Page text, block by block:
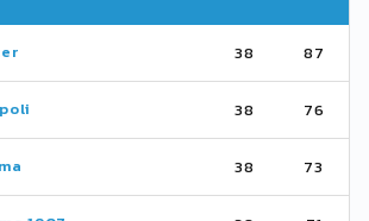
38 87
38 76
38 73